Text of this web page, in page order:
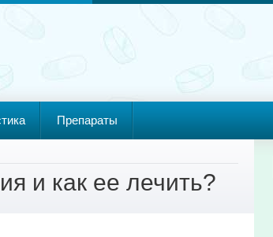
Препараты
и как ее лечить?